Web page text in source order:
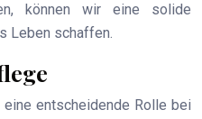
können wir eine solide
Leben schaffen.
entscheidende Rolle bei